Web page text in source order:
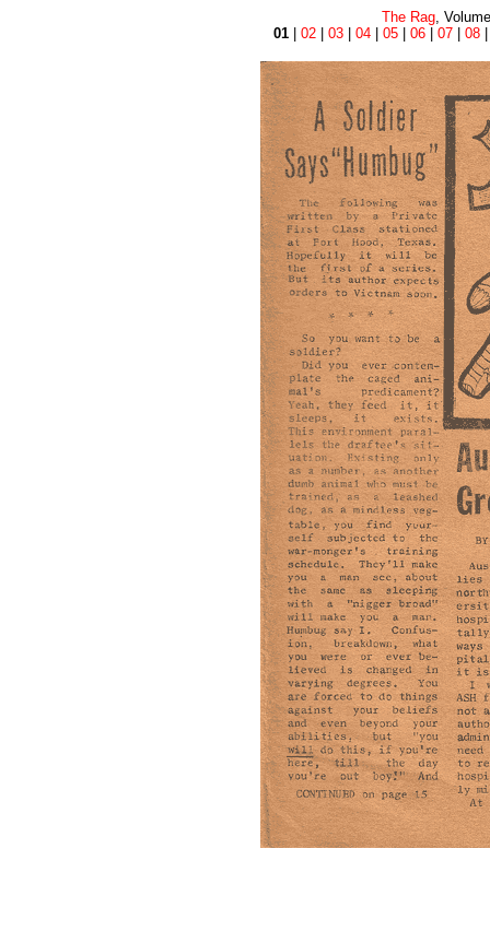
The Rag,
01| 02| 03| 04| 05| 06| 07| 08